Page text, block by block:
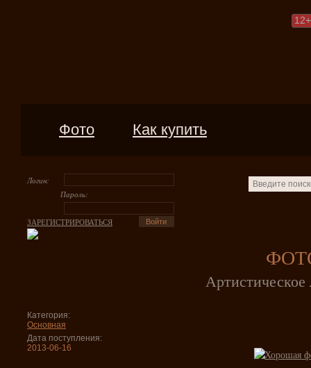
12+
Фото Как купить
Логин:
Пароль:
ЗАРЕГИСТРИРОВАТЬСЯ
Категория:
Основная
Дата поступления:
2013-06-16